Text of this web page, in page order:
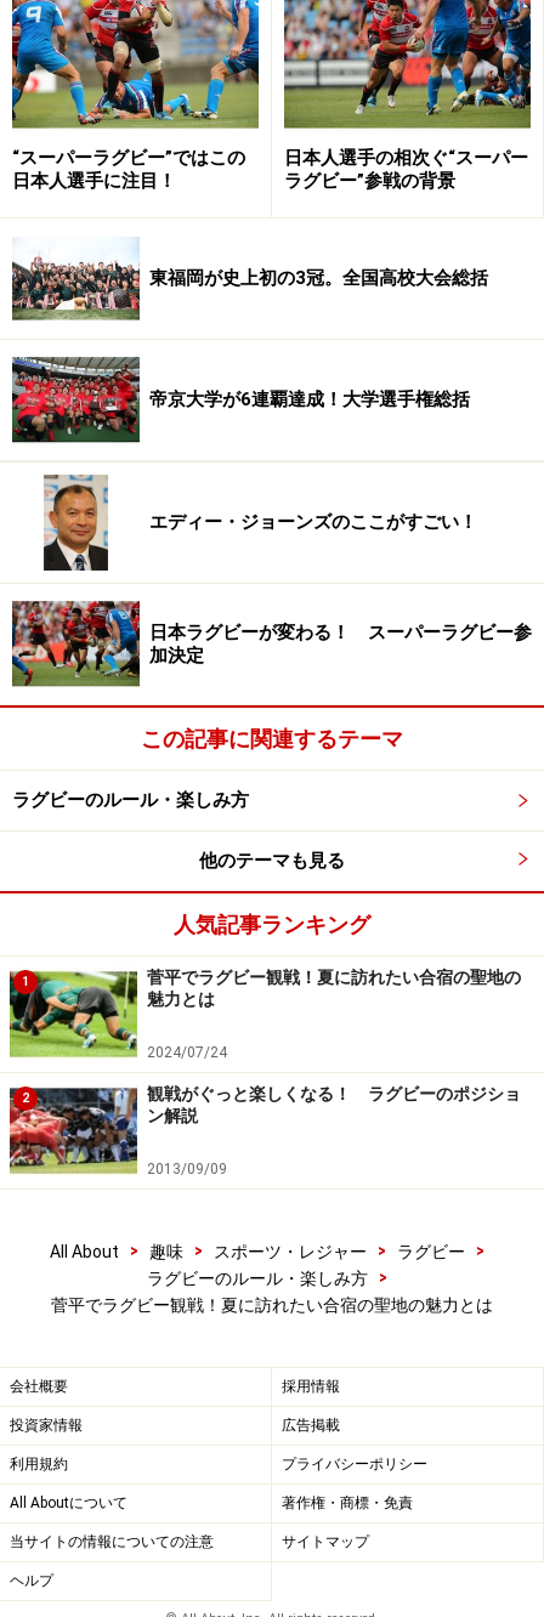
える
総グラウンド数100面以上！ ラグビー夏合
宿の聖地・菅平
夏は、日本中のほとんどの場所が、ラグビーをやるには
過酷な状況になります。そのため全国各地の高地や北海
道、東北などの涼しい土地に、多くのチームが一斉に合
宿を張ることのできるような地域が存在します。中でも
関係者やファンによく知られているのは、夏ラグビーの
聖地とも呼ばれる長野県の菅平高原です。
夏ラグビーの聖地・菅平高原。この美しい風景の中で、過酷
な日々が繰り広げられる
菅平は小さな町ですが、あちこちにラグビーグラウンド
があり、その数は実に100面以上。夏になれば関東だけ
ここを訪れます。逆に考えればそれだけのグラウンドが
必要なほどのチームが来ているわけで、夏合宿のシーズ
こうした環境の何がいいかといえば、いろいろなチーム
が常に、いたるところで練習や試合をしているという点
です。自分と同じようにキツい顔をした人間が、時には
合同練習を行い、時には敵として試合を戦う。それによ
ってラグビー特有の価値観を共有し、一体感が生まれる
という側面があります。
ニュージーランド人もびっくり！ 数千人の
ちなみに菅平は東京から230km、車で3時間ほどの距離
にあるのですが、そこで行われる練習試合を観戦するた
かけることもあります。また以前は、夏合宿の試合がテ
レビ中継されたこともありました。ファンにとっても、
夏合宿はシーズンへ向け各チームの実力を見極められる
格好の機会なのです。
以前、ニュージーランドやイングランドのラグビー関係
者を菅平に連れて行ったことがあるのですが、世界有数
“スーパーラグビー”ではこの
日本人選手に注目！
日本人選手の相次ぐ“スーパー
ラグビー”参戦の背景
東福岡が史上初の3冠。全国高校大会総括
帝京大学が6連覇達成！大学選手権総括
エディー・ジョーンズのここがすごい！
日本ラグビーが変わる！ スーパーラグビー参
加決定
この記事に関連するテーマ
ラグビーのルール・楽しみ方
他のテーマも見る
人気記事ランキング
1
菅平でラグビー観戦！夏に訪れたい合宿の聖地の
魅力とは
2024/07/24
2
観戦がぐっと楽しくなる！ ラグビーのポジショ
ン解説
2013/09/09
All About > 趣味 > スポーツ・レジャー > ラグビー
>
ラグビーのルール・楽しみ方
>
菅平でラグビー観戦！夏に訪れたい合宿の聖地の魅力とは
会社概要 採用情報
投資家情報 広告掲載
利用規約 プライバシーポリシー
All Aboutについて 著作権・商標・免責
当サイトの情報についての注意 サイトマップ
ヘルプ